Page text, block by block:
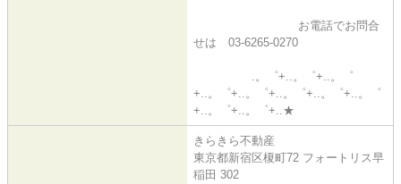
お電話でお問合
せは 03-6265-0270
.。゜+..。゜+..。゜
+..。゜+..。゜+..。゜+..。゜+..。゜
+..。゜+..。゜+..★
きらきら不動産
東京都新宿区榎町72 フォートリス早
稲田 302